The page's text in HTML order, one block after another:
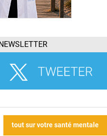
tout sur votre santé mentale